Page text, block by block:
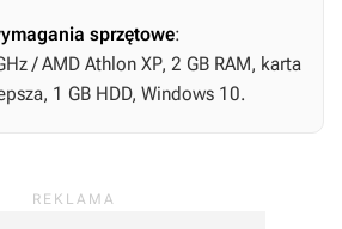
sprzętowe:
/ AMD Athlon XP, 2 GB RAM, karta
1 GB HDD, Windows 10.